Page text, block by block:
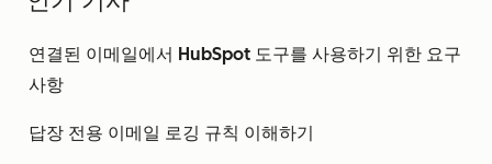
연결된 이메일에서 HubSpot 도구를 사용하기 위한 요구
사항
답장 전용 이메일 로깅 규칙 이해하기